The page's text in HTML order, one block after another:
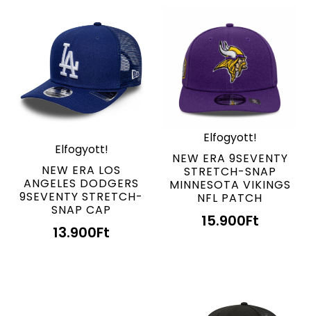
Elfogyott!
NEW ERA LOS
ANGELES DODGERS
9SEVENTY STRETCH-
SNAP CAP
13.900Ft
Elfogyott!
NEW ERA 9SEVENTY
STRETCH-SNAP
MINNESOTA VIKINGS
NFL PATCH
15.900Ft